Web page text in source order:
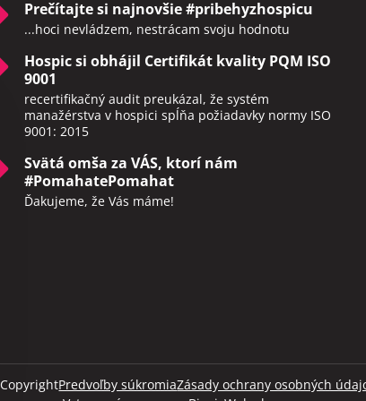
Prečítajte si najnovšie #pribehyzhospicu
...hoci nevládzem, nestrácam svoju hodnotu
Hospic si obhájil Certifikát kvality PQM ISO
9001
recertifikačný audit preukázal, že systém
manažérstva v hospici spĺňa požiadavky normy ISO
9001: 2015
Svätá omša za VÁS, ktorí nám
#PomahatePomahat
Ďakujeme, že Vás máme!
CopyrightPredvoľby súkromiaZásady ochrany osobných